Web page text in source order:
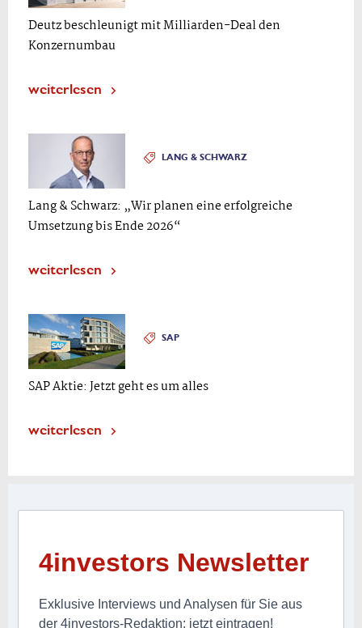
Deutz beschleunigt mit Milliarden-Deal den
Konzernumbau
weiterlesen
LANG & SCHWARZ
Lang & Schwarz: „Wir planen eine erfolgreiche
Umsetzung bis Ende 2026“
weiterlesen
SAP
SAP Aktie: Jetzt geht es um alles
weiterlesen
4investors Newsletter
Exklusive Interviews und Analysen für Sie aus
der 4investors-Redaktion: jetzt eintragen!